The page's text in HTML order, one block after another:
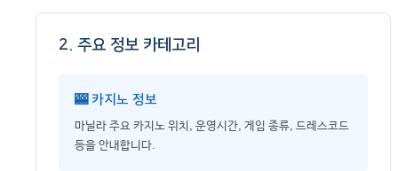
2. 주요 정보 카테고리
🎰 카지노 정보
마닐라 주요 카지노 위치, 운영시간, 게임 종류, 드레스코드
등을 안내합니다.